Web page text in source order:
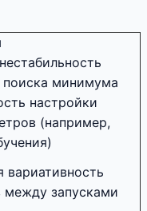
поиска минимума
настройки
(например,
между запусками